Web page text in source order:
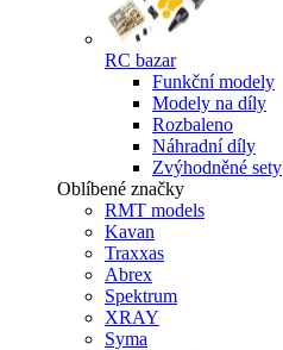
RC bazar
Funkční modely
Modely na díly
Rozbaleno
Náhradní díly
Zvýhodněné sety
Oblíbené značky
RMT models
Kavan
Traxxas
Abrex
Spektrum
XRAY
Syma